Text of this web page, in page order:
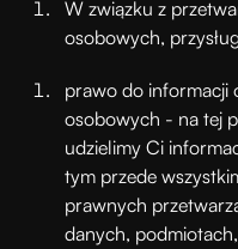
W związku z
osobowych,
prawo do informacji
osobowych - na tej
udzielimy Ci
tym przede
prawnych
danych,